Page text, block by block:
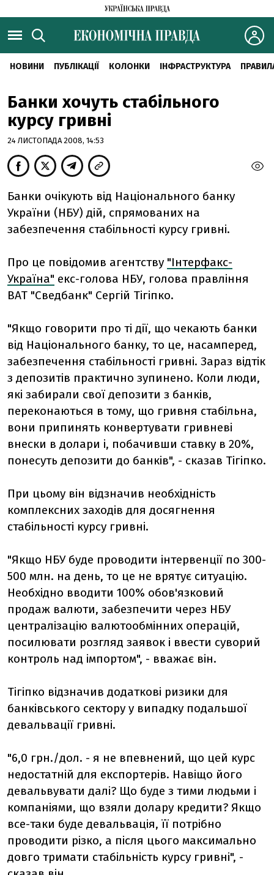
НОВИНИ ПУБЛІКАЦІЇ КОЛОНКИ ІНФРАСТРУКТУРА
Банки хочуть стабільного
курсу гривні
24 ЛИСТОПАДА 2008, 14:53
Банки очікують від Національного банку
України (НБУ) дій, спрямованих на
забезпечення стабільності курсу гривні.
Про це повідомив агентству "Інтерфакс-
Україна" екс-голова НБУ, голова правління
ВАТ "Сведбанк" Сергій Тігіпко.
"Якщо говорити про ті дії, що чекають банки
від Національного банку, то це, насамперед,
забезпечення стабільності гривні. Зараз відтік
з депозитів практично зупинено. Коли люди,
які забирали свої депозити з банків,
переконаються в тому, що гривня стабільна,
вони припинять конвертувати гривневі
внески в долари і, побачивши ставку в 20%,
понесуть депозити до банків", - сказав Тігіпко.
При цьому він відзначив необхідність
комплексних заходів для досягнення
стабільності курсу гривні.
"Якщо НБУ буде проводити інтервенції по 300-
500 млн. на день, то це не врятує ситуацію.
Необхідно вводити 100% обов'язковий
продаж валюти, забезпечити через НБУ
централізацію валютообмінних операцій,
посилювати розгляд заявок і ввести суворий
контроль над імпортом", - вважає він.
Тігіпко відзначив додаткові ризики для
банківського сектору у випадку подальшої
девальвації гривні.
"6,0 грн./дол. - я не впевнений, що цей курс
недостатній для експортерів. Навіщо його
девальвувати далі? Що буде з тими людьми і
компаніями, що взяли долару кредити? Якщо
все-таки буде девальвація, її потрібно
проводити різко, а після цього максимально
довго тримати стабільність курсу гривні", -